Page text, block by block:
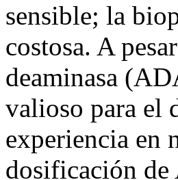
sensible; la
costosa. A
deaminasa
valioso para el
experiencia en
dosificación